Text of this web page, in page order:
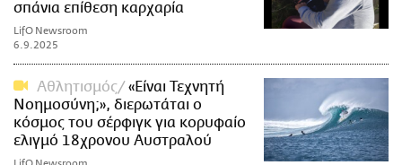
σπάνια επίθεση καρχαρία
LifO Newsroom
6.9.2025
Αθλητισμός
«Είναι Τεχνητή
Νοημοσύνη;», διερωτάται ο
κόσμος του σέρφιγκ για κορυφαίο
ελιγμό 18χρονου Αυστραλού